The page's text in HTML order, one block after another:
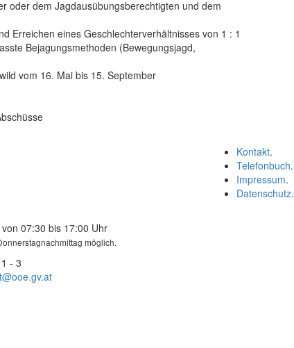
oder dem Jagdausübungsberechtigten und dem
Erreichen eines Geschlechterverhältnisses von 1 : 1
Bejagungsmethoden (Bewegungsjagd,
vom 16. Mai bis 15. September
Kontakt.
Telefonbuch.
Impressum.
Datenschutz.
07:30 bis 17:00 Uhr
möglich.
- 3